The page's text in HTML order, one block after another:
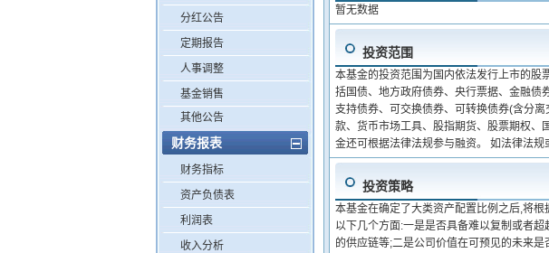
分红公告
定期报告
人事调整
基金销售
其他公告
财务报表
财务指标
资产负债表
利润表
收入分析
暂无数据
投资范围
本基金的投资范围为国内依法发行上市的股
括国债、地方政府债券、央行票据、金融债
支持债券、可交换债券、可转换债券(含分
款、货币市场工具、股指期货、股票期权、
金还可根据法律法规参与融资。 如法律法
投资策略
本基金在确定了大类资产配置比例之后,将
以下几个方面:一是是否具备难以复制或者
的供应链等;二是公司价值在可预见的未来